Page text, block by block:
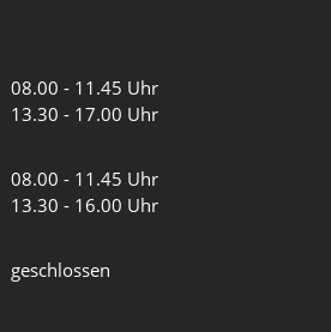
08.00 - 11.45 Uhr
13.30 - 17.00 Uhr
08.00 - 11.45 Uhr
13.30 - 16.00 Uhr
geschlossen